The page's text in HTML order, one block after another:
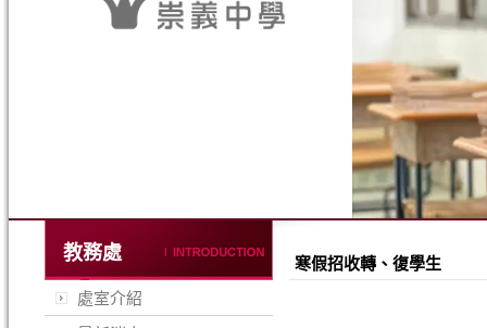
教務處
處室介紹
寒假招收轉、復學生